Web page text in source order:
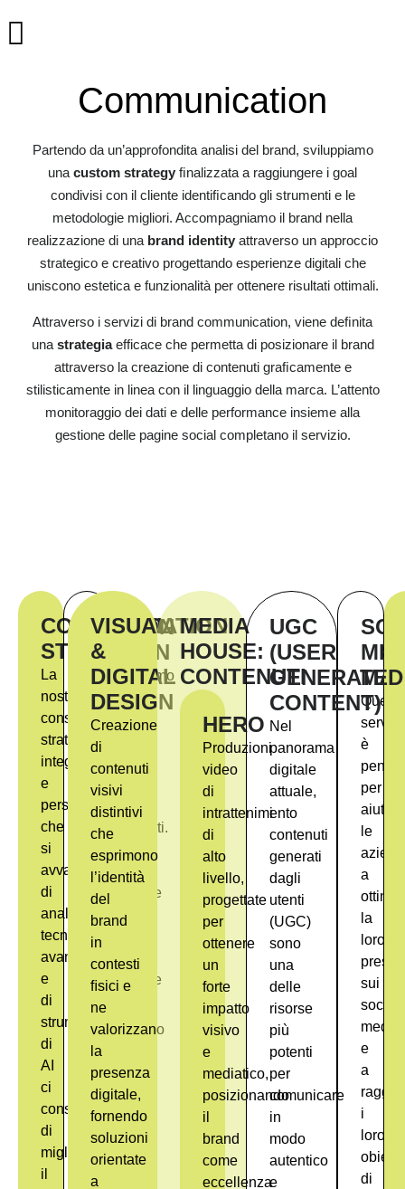
Communication
Partendo da un’approfondita analisi del brand, sviluppiamo
una custom strategy ﬁnalizzata a raggiungere i goal
condivisi con il cliente identiﬁcando gli strumenti e le
metodologie migliori. Accompagniamo il brand nella
realizzazione di una brand identity attraverso un approccio
strategico e creativo progettando esperienze digitali che
uniscono estetica e funzionalità per ottenere risultati ottimali.
Attraverso i servizi di brand communication, viene deﬁnita
una strategiaefficace che permetta di posizionare il brand
attraverso la creazione di contenuti graﬁcamente e
stilisticamente in linea con il linguaggio della marca. L’attento
monitoraggio dei dati e delle performance insieme alla
gestione delle pagine social completano il servizio.
COMMUNICATION
STRATEGY
La
nostra
consulenza
strategica
integrata
e
personalizzata
che
si
avvale
di
analisi
tecniche
avanzate
e
di
strumenti
di
AI
ci
consente
di
migliorare
il
MOTION
DESIGN
Trasformiamo
idee
in
contenuti
visivi
dinamici
e
coinvolgenti.
Uniamo
grafica,
animazione
e
storytelling
per
comunicare
messaggi
in
modo
efficace
e
creativo.
Pensati
per
supportare
è
per
aiutare
le
a
la
loro
sui
social
media
e
a
i
loro
di
VISUAL
&
DIGITAL
DESIGN
Creazione
di
contenuti
visivi
distintivi
che
esprimono
l’identità
del
brand
in
contesti
ﬁsici e
ne
valorizzano
la
presenza
digitale,
fornendo
soluzioni
orientate
a
MEDIA
HOUSE:
CONTENUTI
HERO
Produzioni
video
di
intrattenimento
di
alto
livello,
progettate
per
ottenere
un
forte
impatto
visivo
e
mediatico,
posizionando
il
brand
come
eccellenza
UGC
(USER
GENERATED
CONTENT)
Nel
panorama
digitale
attuale,
i
contenuti
generati
dagli
utenti
(UGC)
sono
una
delle
risorse
più
potenti
per
comunicare
in
modo
autentico
e